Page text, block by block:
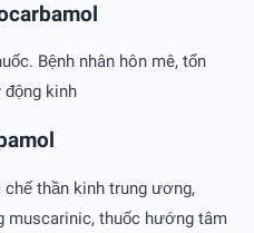
Bệnh nhân hôn mê, tổn
kinh
thần kinh trung ương,
muscarinic, thuốc hướng tâm